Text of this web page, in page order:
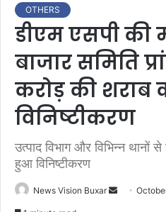
OTHERS
डीएम एसपी की
बाजार समिति
करोड़ की शराब
विनिष्टीकरण
उत्पाद विभाग और विभिन्न
हुआ विनिष्टीकरण
News Vision Buxar